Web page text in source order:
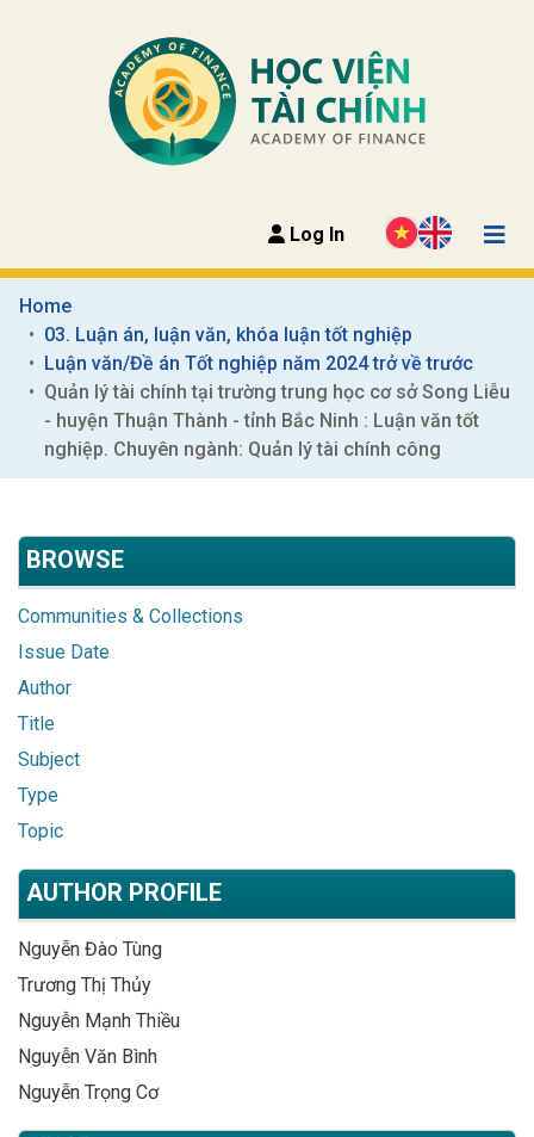
Log In
Home
03. Luận án, luận văn, khóa luận tốt nghiệp
Luận văn/Đề án Tốt nghiệp năm 2024 trở về trước
Quản lý tài chính tại trường trung học cơ sở Song Liễu
- huyện Thuận Thành - tỉnh Bắc Ninh : Luận văn tốt
nghiệp. Chuyên ngành: Quản lý tài chính công
BROWSE
Communities & Collections
Issue Date
Author
Title
Subject
Type
Topic
AUTHOR PROFILE
Nguyễn Đào Tùng
Trương Thị Thủy
Nguyễn Mạnh Thiều
Nguyễn Văn Bình
Nguyễn Trọng Cơ